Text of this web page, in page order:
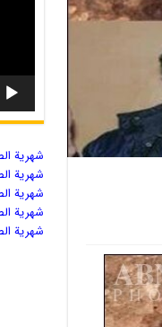
شهریة
شهریة
شهریة
شهریة
شهریة